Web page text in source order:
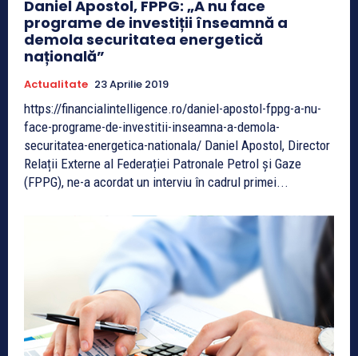
Daniel Apostol, FPPG: „A nu face
programe de investiții înseamnă a
demola securitatea energetică
națională”
Actualitate 23 Aprilie 2019
https://financialintelligence.ro/daniel-apostol-fppg-a-nu-
face-programe-de-investitii-inseamna-a-demola-
securitatea-energetica-nationala/ Daniel Apostol, Director
Relații Externe al Federației Patronale Petrol și Gaze
(FPPG), ne-a acordat un interviu în cadrul primei...